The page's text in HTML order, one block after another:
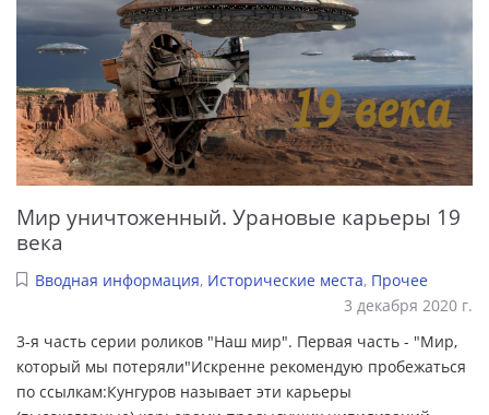
Мир уничтоженный. Урановые карьеры 19
века
Вводная информация, Исторические места, Прочее
3 декабря 2020 г.
3-я часть серии роликов "Наш мир". Первая часть - "Мир,
который мы потеряли"Искренне рекомендую пробежаться
по ссылкам:Кунгуров называет эти карьеры